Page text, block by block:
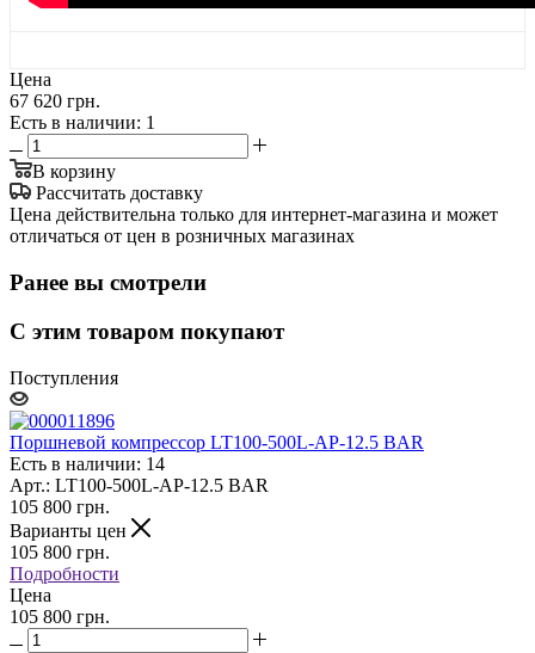
Цена
67 620 грн.
Есть в наличии: 1
В корзину
Рассчитать доставку
Цена действительна только для интернет-магазина и может
отличаться от цен в розничных магазинах
Ранее вы смотрели
С этим товаром покупают
Поступления
Поршневой компрессор LT100-500L-AP-12.5 BAR
Есть в наличии: 14
Арт.: LT100-500L-AP-12.5 BAR
105 800 грн.
Варианты цен
105 800 грн.
Подробности
Цена
105 800 грн.